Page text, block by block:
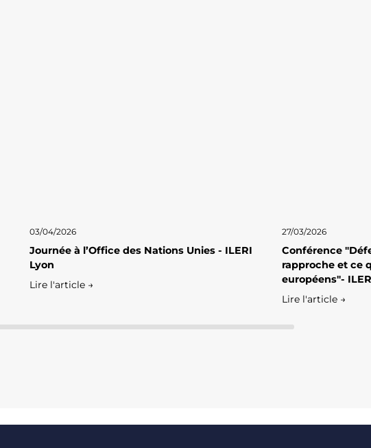
03/04/2026
Journée à l’Office des Nations Unies - ILERI
Lyon
Lire l'article →
27/03/2026
Conférence
rapproche et ce
européens"-
Lire l'article →